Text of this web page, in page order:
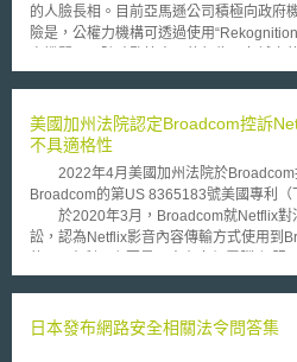
的人臉長相。目前亞馬遜公司積極向政府
險是，公權力機構可透過使用
狀況下隨時查看人口居住狀況，尤有甚者
民的狀況，即使是無任何犯罪疑慮的狀況
監控系統，有造成隱私權嚴重侵害的疑慮
對將“Rekognition”軟體推銷給政府機構的
（American Civil Liberties Union, ACLU
支持政府使用“Rekognition”軟體的意見則
可以更有效率地辨識人臉，在尋找失蹤兒
發揮更大的作用，不啻是保護公眾法益的進步。 佛羅里達的
9日與亞馬遜公司續約繼續測試使用該軟
害。
美國加州法院認定Broadcom控訴
不具適格性
2022年4月美國加州法院於Broadcom
Broadcom的第US 8365183號美國專利（
於2020年3月，Broadcom就Netflix對
訟，認為Netflix影音內容傳輸方式使用到
Broadcom的主張，該技術應用於影音機
要通過美國最高法院就Alice案對於抽象概
日本發布網路安全相關法令問答集